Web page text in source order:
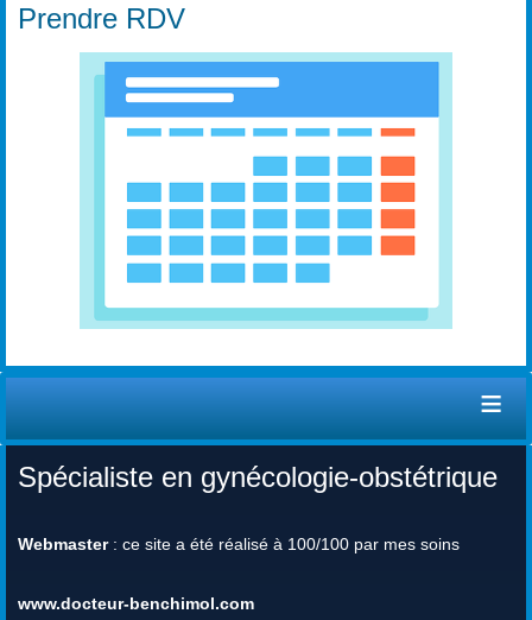
Prendre RDV
≡
Spécialiste en gynécologie-obstétrique
Webmaster: ce site a été réalisé à 100/100 par mes soins
www.docteur-benchimol.com